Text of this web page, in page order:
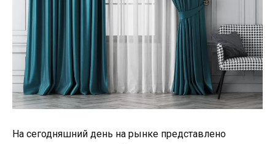
На сегодняшний день на рынке представлено